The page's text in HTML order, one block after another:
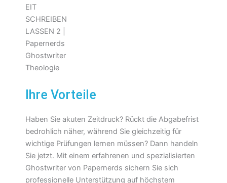
Ihre Vorteile
Haben Sie akuten Zeitdruck? Rückt die Abgabefrist
bedrohlich näher, während Sie gleichzeitig für
wichtige Prüfungen lernen müssen? Dann handeln
Sie jetzt. Mit einem erfahrenen und spezialisierten
Ghostwriter von Papernerds sichern Sie sich
professionelle Unterstützung auf höchstem